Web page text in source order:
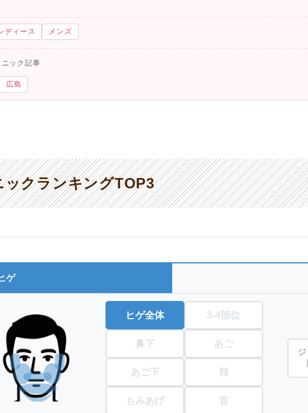
ディース メンズ
ック記事
広島
ックランキングTOP3
ゲ
ヒゲ全体 3-4部位
鼻下 あご
あご下 頬
もみあげ 首